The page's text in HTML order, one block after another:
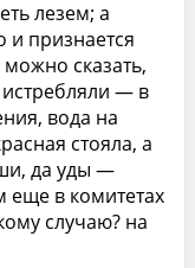
лезем; а
и признается
сказать,
— в
вода на
стояла, а
да уды —
еще в комитетах
случаю? на